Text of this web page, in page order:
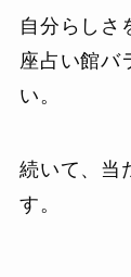
自分らしさ
座占い館バ
い。
続いて、当
す。